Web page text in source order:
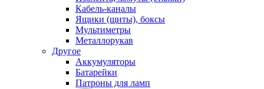
Кабель-каналы
Ящики (щиты), боксы
Мультиметры
Металлорукав
Другое
Аккумуляторы
Батарейки
Патроны для ламп